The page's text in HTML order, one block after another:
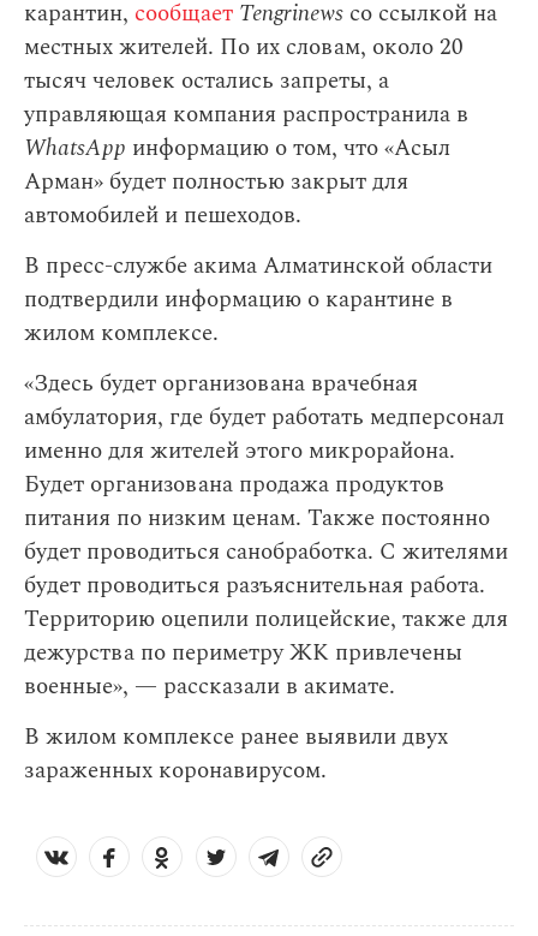
карантин, сообщает Tengrinews со ссылкой на
местных жителей. По их словам, около 20
тысяч человек остались запреты, а
управляющая компания распространила в
WhatsApp информацию о том, что «Асыл
Арман» будет полностью закрыт для
автомобилей и пешеходов.
В пресс-службе акима Алматинской области
подтвердили информацию о карантине в
жилом комплексе.
«Здесь будет организована врачебная
амбулатория, где будет работать медперсонал
именно для жителей этого микрорайона.
Будет организована продажа продуктов
питания по низким ценам. Также постоянно
будет проводиться санобработка. С жителями
будет проводиться разъяснительная работа.
Территорию оцепили полицейские, также для
дежурства по периметру ЖК привлечены
военные», — рассказали в акимате.
В жилом комплексе ранее выявили двух
зараженных коронавирусом.